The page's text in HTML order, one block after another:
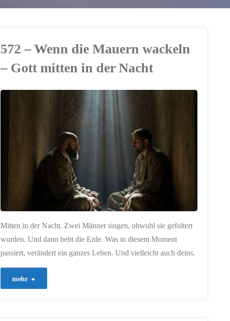
572 – Wenn die Mauern wackeln
– Gott mitten in der Nacht
Mitten in der Nacht. Zwei Männer singen, obwohl sie gefoltert
wurden. Und dann bebt die Erde. Was in diesem Moment
passiert, verändert ein ganzes Leben. Und vielleicht auch deins.
mehr "572